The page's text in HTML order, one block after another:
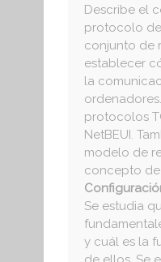
Describe el
protocolo
conjunto de
establecer
la
protocolos
NetBEUI.
modelo de
concepto de
Se estudia
y cuál es la